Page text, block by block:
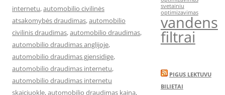
internetu,automobilio civilinės
atsakomybės draudimas,automobilio
civilinis draudimas,automobilio draudimas,
automobilio draudimas anglijoje,
automobilio draudimas gjensidige,
automobilio draudimas internetu,
automobilio draudimas internetu
skaiciuokle,automobilio draudimas kaina,
svetainiu
optimizavimas
vandens
filtrai
PIGUS LEKTUVU
BILIETAI